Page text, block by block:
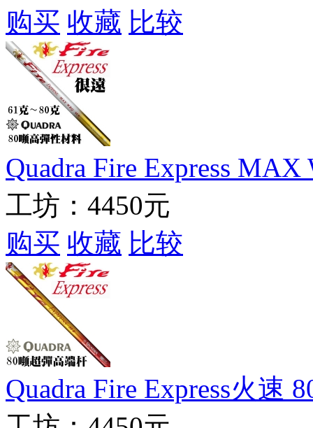
购买 收藏 比较
Quadra Fire Express
工坊： 4450元
购买 收藏 比较
Quadra Fire Express火速